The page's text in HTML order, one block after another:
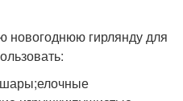
новогоднюю гирлянду для